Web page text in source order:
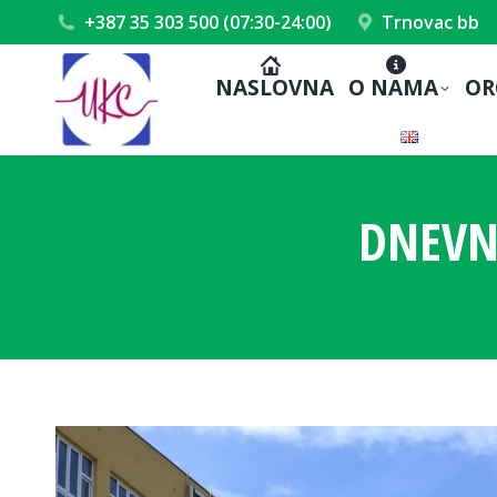
+387 35 303 500 (07:30-24:00) Trnovac bb
NASLOVNA O NAMA